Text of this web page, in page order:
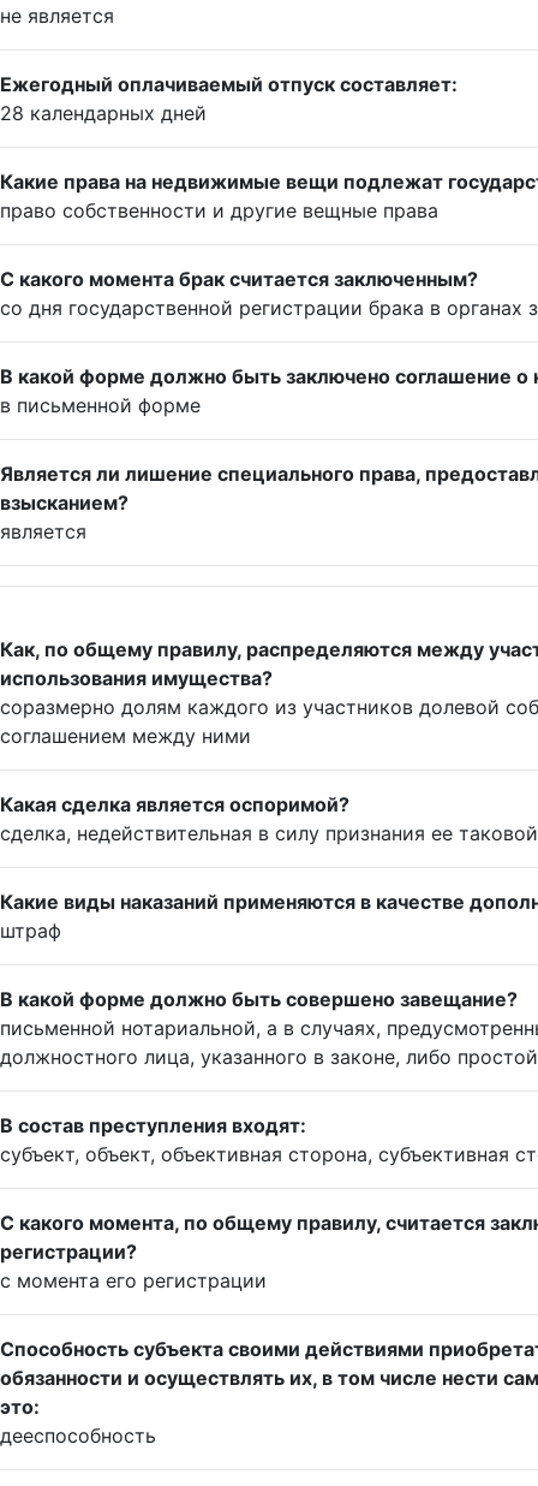
не является
Ежегодный оплачиваемый отпуск составляет:
28 календарных дней
Какие права на недвижимые вещи подлежат
право собственности и другие вещные права
С какого момента брак считается заключенным?
со дня государственной регистрации брака в органах
В какой форме должно быть заключено соглашение о
в письменной форме
Является ли лишение специального права,
взысканием?
является
Как, по общему правилу, распределяются между
использования имущества?
соразмерно долям каждого из участников долевой
соглашением между ними
Какая сделка является оспоримой?
сделка, недействительная в силу признания ее
Какие виды наказаний применяются в качестве
штраф
В какой форме должно быть совершено завещание?
письменной нотариальной, а в случаях,
должностного лица, указанного в законе, либо
В состав преступления входят:
субъект, объект, объективная сторона, субъективная
С какого момента, по общему правилу, считается
регистрации?
с момента его регистрации
Способность субъекта своими действиями
обязанности и осуществлять их, в том числе нести
это:
дееспособность